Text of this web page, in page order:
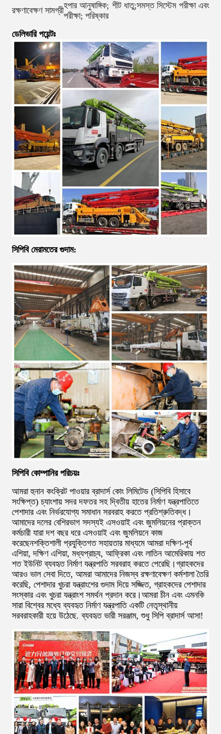
রক্ষণাবেক্ষণ সামগ্রীহপার আনুষাঙ্গিক; শীট ধাতু;সমস্ত সিস্টেম পরীক্ষা এবং
পরীক্ষা; পরিষ্কার
ডেলিভারি পয়েন্টঃ
সিপিবি মেরামতের গুদাম:
সিপিবি কোম্পানির পরিচয়ঃ
আমরা হুনান কংক্রিট পাওয়ার ব্রাদার্স কোং লিমিটেড (সিপিবি হিসাবে
সংক্ষিপ্ত) চ্যাংশায় সদর দফতর সহ দ্বিতীয় হাতের নির্মাণ যন্ত্রপাতিতে
পেশাদার এবং নির্ভরযোগ্য সমাধান সরবরাহ করতে প্রতিশ্রুতিবদ্ধ।
আমাদের দলের বেশিরভাগ সদস্যই এসওয়াই এবং জুমলিয়নের প্রাক্তন
কর্মচারী যারা দশ বছর ধরে এসওয়াই এবং জুমলিয়নে কাজ
করেছেনশক্তিশালী প্রযুক্তিগত সহায়তার মাধ্যমে আমরা দক্ষিণ-পূর্ব
এশিয়া, দক্ষিণ এশিয়া, মধ্যপ্রাচ্য, আফ্রিকা এবং লাতিন আমেরিকায় শত
শত ইউনিট ব্যবহৃত নির্মাণ যন্ত্রপাতি সরবরাহ করতে পেরেছি।গ্রাহকদের
আরও ভাল সেবা দিতে, আমরা আমাদের নিজস্ব রক্ষণাবেক্ষণ কর্মশালা তৈরি
করেছি, পেশাদার খুচরা যন্ত্রাংশের গুদাম দিয়ে সজ্জিত, গ্রাহকদের পেশাদার
সংস্কার এবং খুচরা যন্ত্রাংশ সমর্থন প্রদান করে।আমরা চীন এবং এমনকি
সারা বিশ্বের মধ্যে ব্যবহৃত নির্মাণ যন্ত্রপাতি একটি নেতৃস্থানীয়
সরবরাহকারী হয়ে উঠেছে. ব্যবহৃত ভারী সরঞ্জাম, শুধু সিপি ব্রাদার্স আসা!